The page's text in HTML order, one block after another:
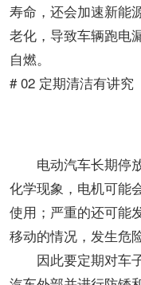
寿命，还会加速新能
老化，导致车辆跑电
自燃。
# 02 定期清洁有讲究
电动汽车长期停
化学现象，电机可能
使用；严重的还可能
移动的情况，发生危险
因此要定期对车